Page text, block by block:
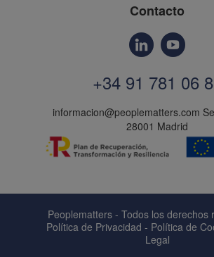
Contacto
+34 91 781 06
informacion@peoplematters.com
28001 Madrid
Peoplematters - Todos los derechos
Política de Privacidad - Política de
Legal